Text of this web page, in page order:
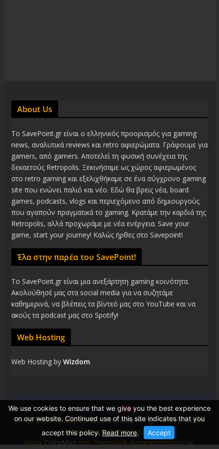
About Us
Το SavePoint.gr είναι ο ελληνικός προορισμός για gaming
news, αναλυτικά reviews και retro αφιερώματα. Γράφουμε για
gamers, από gamers. Αποτελεί τη φυσική συνέχεια της
δεκαετούς Retropolis. Ξεκινήσαμε ως χώρος αφιερωμένος
στο retro gaming και εξελιχθήκαμε σε ένα σύγχρονο gaming
site που ενώνει παλιό και νέο. Εδώ θα βρεις νέα, board
games, podcasts, vlogs και περιεχόμενο από δημιουργούς
που αγαπούν πραγματικά το gaming. Κρατάμε την καρδιά της
Retropolis, αλλά προχωράμε με νέα ενέργεια. Save your
game, start your journey! Καλώς ήρθες στο Savepoint!
Έλα στην παρέα του SavePoint!
Το SavePoint.gr είναι μια ανεξάρτητη gaming κοινότητα.
Ακολούθησέ μας στα social media για να συζητάμε
καθημερινά, να βλέπεις τα βίντεό μας στο YouTube και να
ακούς τα podcast μας στο Spotify!
Web Hosting
Web Hosting by Wizdom
Πνευματικά Δικαιώματα © 2026Savepoint.gr. Τα πνευματικά
δικαιώματα προστατεύονται.
Θέμα:ColorMagαπό ThemeGrill. Κατασκευασμένο με
We use cookies to ensure that we give you the best experience
on our website. Continued use of this site indicates that you
accept this policy.Read more. Accept